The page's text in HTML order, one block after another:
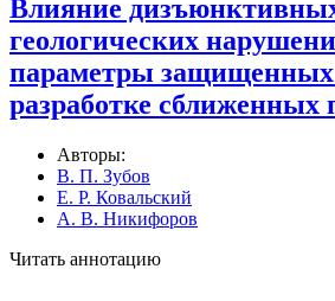
Влияние
геологических
параметры защищенных
разработке сближенных
Авторы:
В. П. Зубов
Е. Р. Ковальский
А. В. Никифоров
Читать аннотацию